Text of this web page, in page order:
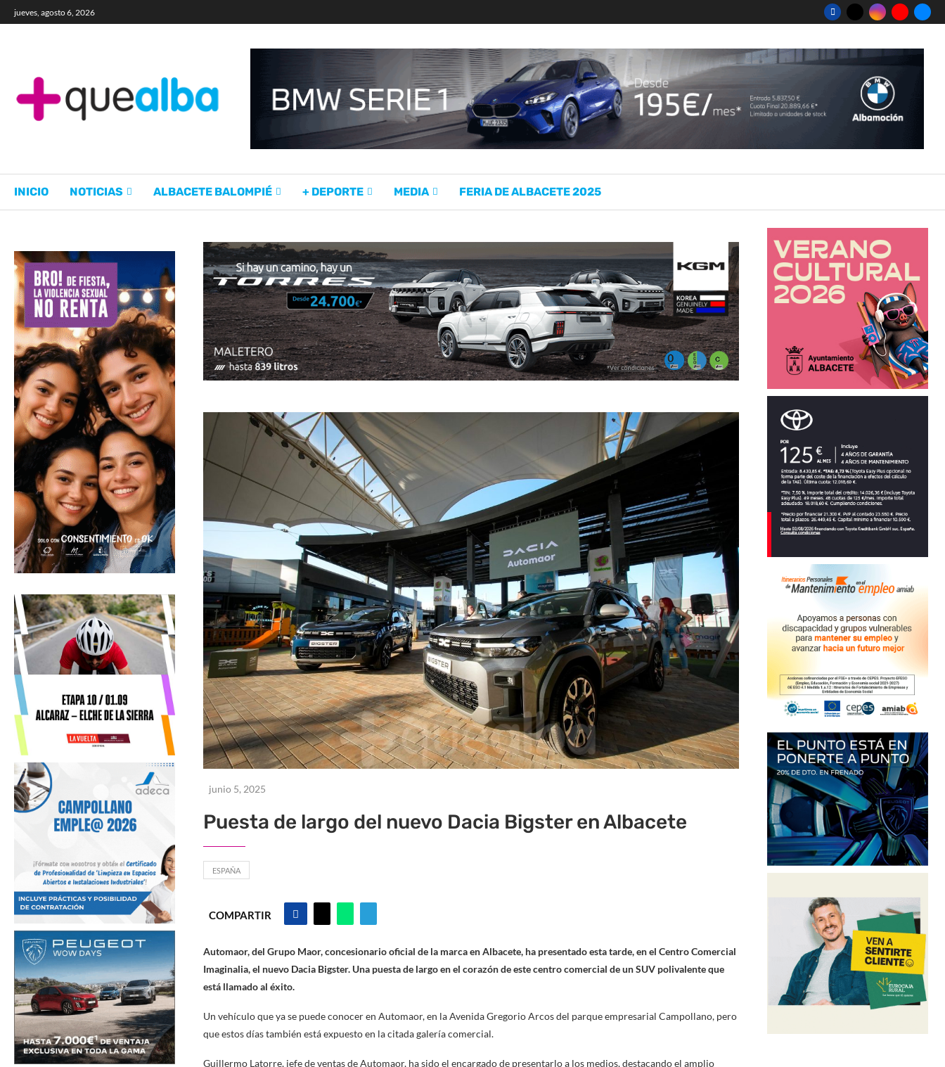
jueves, agosto 6, 2026
INICIO NOTICIAS ALBACETE BALOMPIÉ + DEPORTE MEDIA FERIA DE ALBACETE 2025
junio 5, 2025
Puesta de largo del nuevo Dacia Bigster en Albacete
ESPAÑA
COMPARTIR
Automaor, del Grupo Maor, concesionario oficial de la marca en Albacete, ha presentado esta tarde, en el Centro Comercial
Imaginalia, el nuevo Dacia Bigster. Una puesta de largo en el corazón de este centro comercial de un SUV polivalente que
está llamado al éxito.
Un vehículo que ya se puede conocer en Automaor, en la Avenida Gregorio Arcos del parque empresarial Campollano, pero
que estos días también está expuesto en la citada galería comercial.
Guillermo Latorre, jefe de ventas de Automaor, ha sido el encargado de presentarlo a los medios, destacando el amplio